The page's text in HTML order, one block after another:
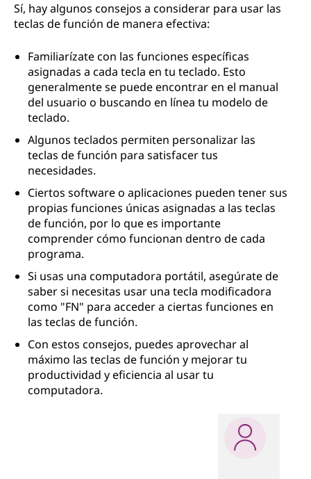
Sí, hay algunos consejos a considerar para usar las
teclas de función de manera efectiva:
Familiarízate con las funciones específicas
asignadas a cada tecla en tu teclado. Esto
generalmente se puede encontrar en el manual
del usuario o buscando en línea tu modelo de
teclado.
Algunos teclados permiten personalizar las
teclas de función para satisfacer tus
necesidades.
Ciertos software o aplicaciones pueden tener sus
propias funciones únicas asignadas a las teclas
de función, por lo que es importante
comprender cómo funcionan dentro de cada
programa.
Si usas una computadora portátil, asegúrate de
saber si necesitas usar una tecla modificadora
como "FN" para acceder a ciertas funciones en
las teclas de función.
Con estos consejos, puedes aprovechar al
máximo las teclas de función y mejorar tu
productividad y eficiencia al usar tu
computadora.